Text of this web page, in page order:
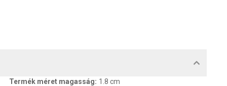
Termék méret magasság: 1.8 cm